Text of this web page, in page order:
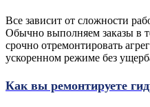
Все зависит от сложности
Обычно выполняем заказы в
срочно отремонтировать
ускоренном режиме без
Как вы ремонтируете